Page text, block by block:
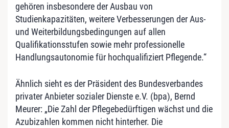
gehören insbesondere der Ausbau von
Studienkapazitäten, weitere Verbesserungen der Aus-
und Weiterbildungsbedingungen auf allen
Qualifikationsstufen sowie mehr professionelle
Handlungsautonomie für hochqualifiziert Pflegende.“
Ähnlich sieht es der Präsident des Bundesverbandes
privater Anbieter sozialer Dienste e.V. (bpa), Bernd
Meurer: „Die Zahl der Pflegebedürftigen wächst und die
Azubizahlen kommen nicht hinterher. Die